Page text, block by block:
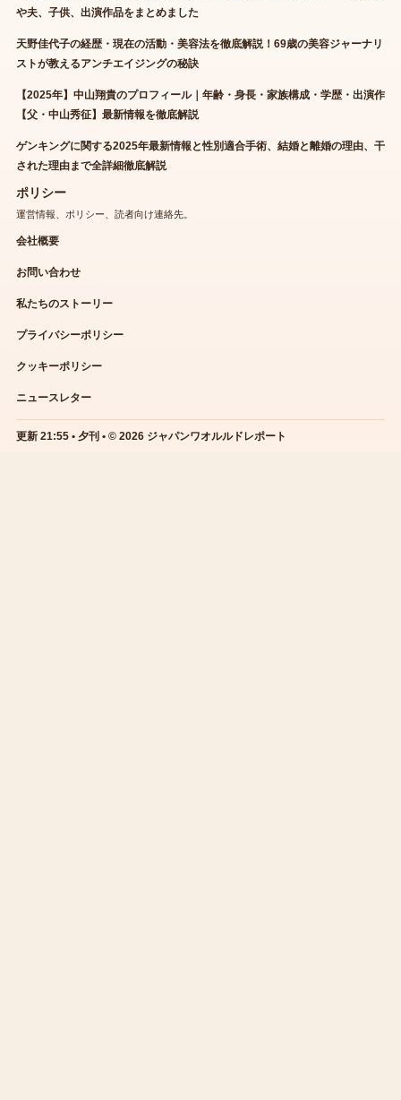
や夫、子供、出演作品をまとめました
天野佳代子の経歴・現在の活動・美容法を徹底解説！69歳の美容ジャーナリ
ストが教えるアンチエイジングの秘訣
【2025年】中山翔貴のプロフィール｜年齢・身長・家族構成・学歴・出演作
【父・中山秀征】最新情報を徹底解説
ゲンキングに関する2025年最新情報と性別適合手術、結婚と離婚の理由、干
された理由まで全詳細徹底解説
ポリシー
運営情報、ポリシー、読者向け連絡先。
会社概要
お問い合わせ
私たちのストーリー
プライバシーポリシー
クッキーポリシー
ニュースレター
更新 21:55 • 夕刊 • © 2026 ジャパンワオルルドレポート